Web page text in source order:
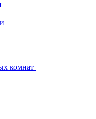
комнат